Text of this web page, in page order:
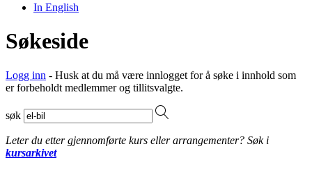
In English
Søkeside
Logg inn - Husk at du må være innlogget for å søke i innhold som
er forbeholdt medlemmer og tillitsvalgte.
søk
Leter du etter gjennomførte kurs eller arrangementer? Søk i
kursarkivet